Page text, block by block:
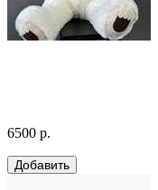
6500 р.